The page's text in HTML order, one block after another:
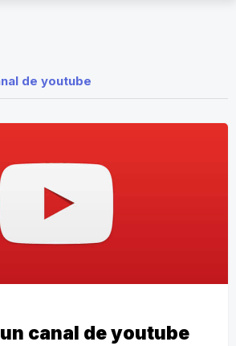
de youtube
canal de youtube